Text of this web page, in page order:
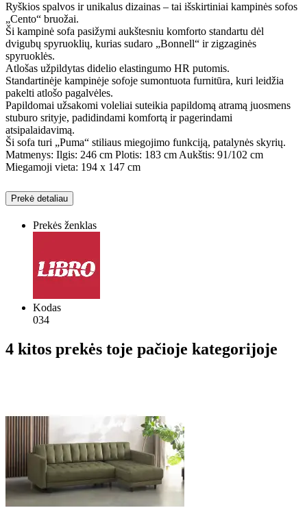
Ryškios spalvos ir unikalus dizainas – tai išskirtiniai kampinės sofos
„Cento“ bruožai.
Ši kampinė sofa pasižymi aukštesniu komforto standartu dėl
dvigubų spyruoklių, kurias sudaro „Bonnell“ ir zigzaginės
spyruoklės.
Atlošas užpildytas didelio elastingumo HR putomis.
Standartinėje kampinėje sofoje sumontuota furnitūra, kuri leidžia
pakelti atlošo pagalvėles.
Papildomai užsakomi voleliai suteikia papildomą atramą juosmens
stuburo srityje, padidindami komfortą ir pagerindami
atsipalaidavimą.
Ši sofa turi „Puma“ stiliaus miegojimo funkciją, patalynės skyrių.
Matmenys: Ilgis: 246 cm Plotis: 183 cm Aukštis: 91/102 cm
Miegamoji vieta: 194 x 147 cm
Prekė detaliau
Prekės ženklas
Kodas
034
4 kitos prekės toje pačioje kategorijoje